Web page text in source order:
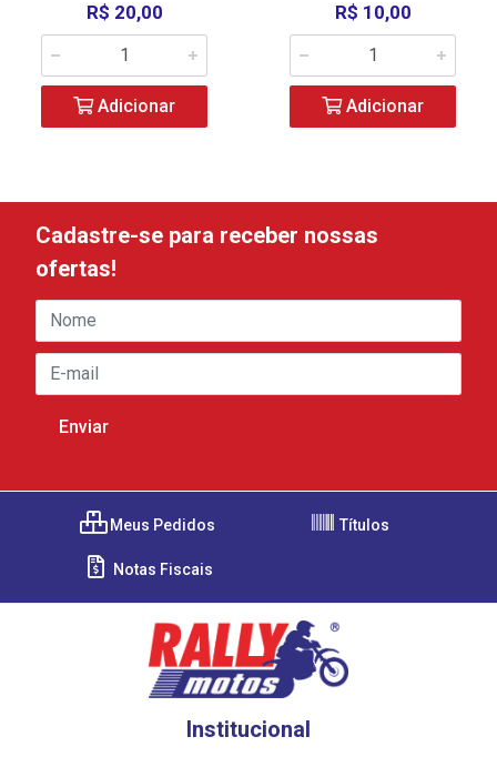
R$ 20,00
Adicionar
R$ 10,00
Adicionar
Cadastre-se para receber nossas
ofertas!
Meus Pedidos Títulos
Notas Fiscais
Institucional